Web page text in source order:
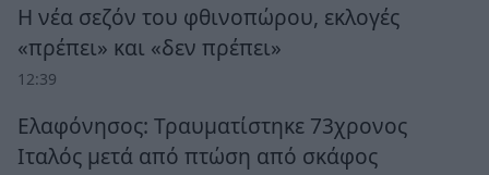
Η νέα σεζόν του φθινοπώρου, εκλογές
«πρέπει» και «δεν πρέπει»
12:39
Ελαφόνησος: Τραυματίστηκε 73χρονος
Ιταλός μετά από πτώση από σκάφος